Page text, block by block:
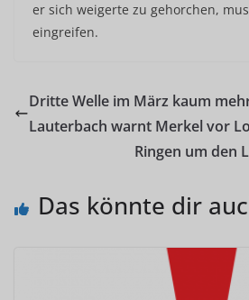
er sich weigerte zu gehorchen,
eingreifen.
Dritte Welle im März kaum
Lauterbach warnt Merkel vor
Ringen um den
Das könnte dir